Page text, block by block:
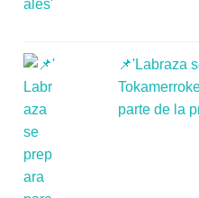
📌'Labraza
parte de la